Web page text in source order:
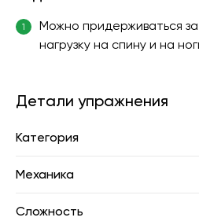
1
Можно придерживаться
нагрузку на спину и на
Детали упражнения
Категория
Механика
Сложность